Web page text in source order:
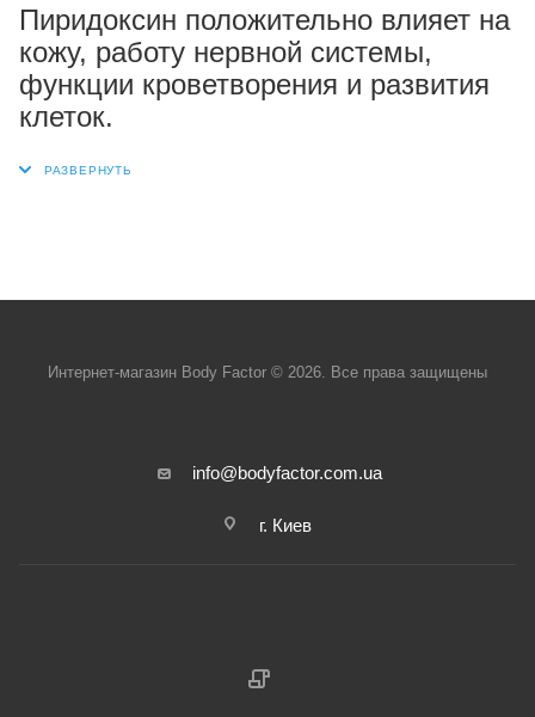
Пиридоксин положительно влияет на
кожу, работу нервной системы,
функции кроветворения и развития
клеток.
Интернет-магазин Body Factor © 2026. Все права защищены
info@bodyfactor.com.ua
г. Киев